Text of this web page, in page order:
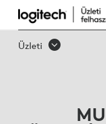
ÜZLETI
EGEREK,
Üzleti